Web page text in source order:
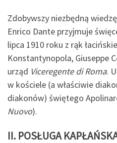
Zdobywszy niezbędną
Enrico Dante przyjmuje
lipca 1910 roku z rąk
Konstantynopola, Giuseppe
urząd Viceregente di Roma.
w kościele (a właściwie
diakonów) świętego
Nuovo).
II. POSŁUGA